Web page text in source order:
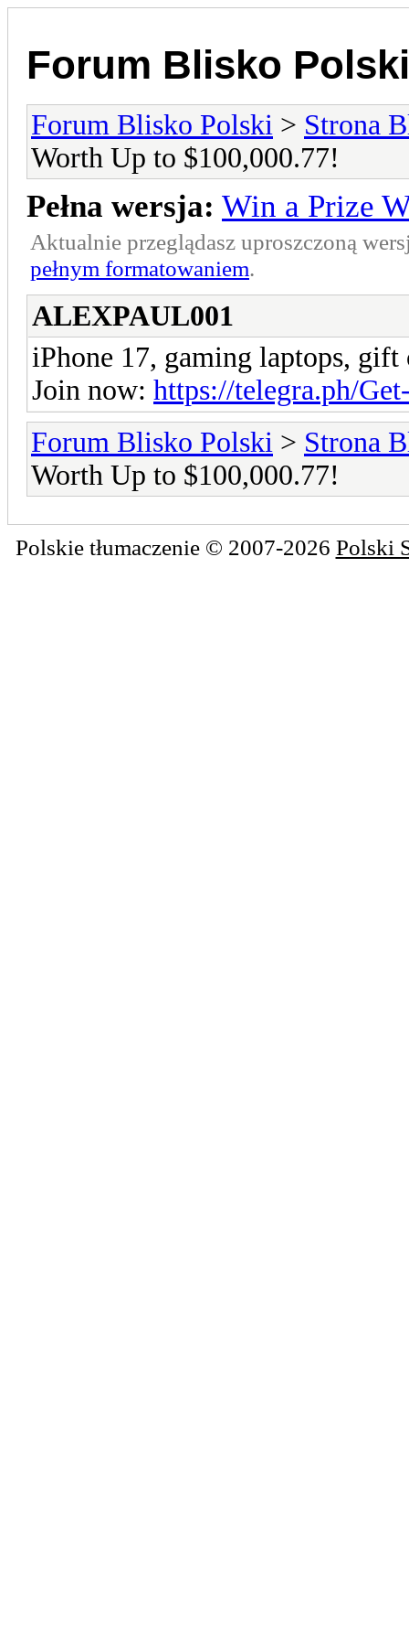
Forum Blisko Polski
Forum Blisko Polski > Strona
Worth Up to $100,000.77!
Pełna wersja: Win a Prize
Aktualnie przeglądasz uproszczoną
pełnym formatowaniem.
ALEXPAUL001
iPhone 17, gaming laptops,
Join now: https://telegra.ph/
Forum Blisko Polski > Strona
Worth Up to $100,000.77!
Polskie tłumaczenie © 2007-2026 Polski